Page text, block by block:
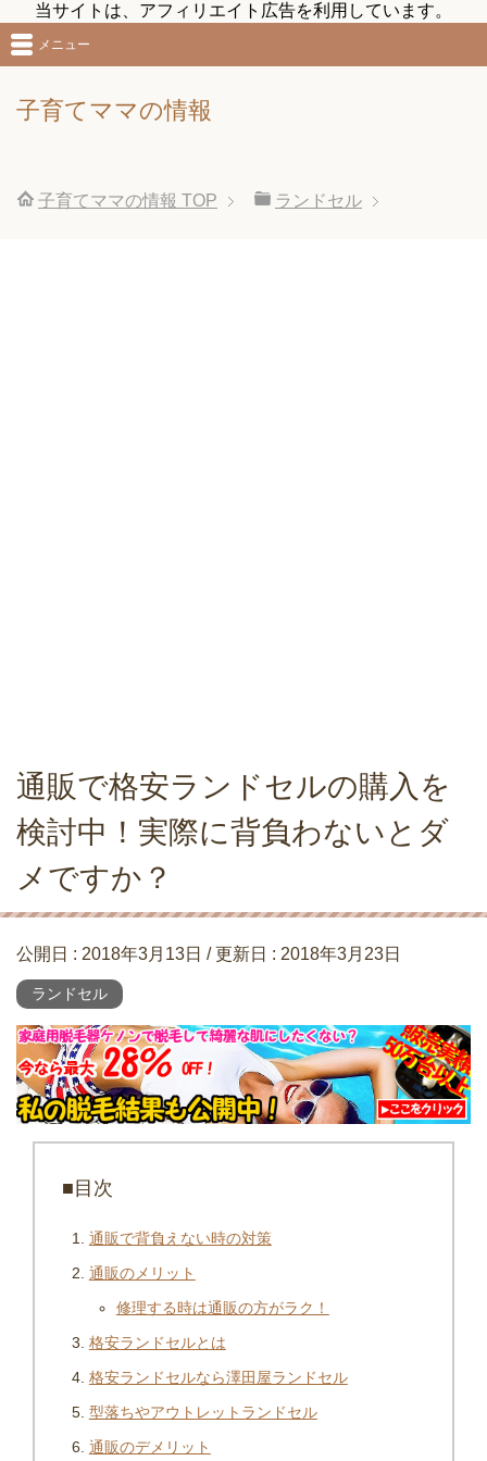
当サイトは、アフィリエイト広告を利用しています。
子育てママの情報
メニュー
子育てママの情報 TOP ランドセル
通販で格安ランドセルの購入を
検討中！実際に背負わないとダ
メですか？
公開日 : 2018年3月13日 / 更新日 : 2018年3月23日
ランドセル
■目次
通販で背負えない時の対策
通販のメリット
修理する時は通販の方がラク！
格安ランドセルとは
格安ランドセルなら澤田屋ランドセル
型落ちやアウトレットランドセル
通販のデメリット